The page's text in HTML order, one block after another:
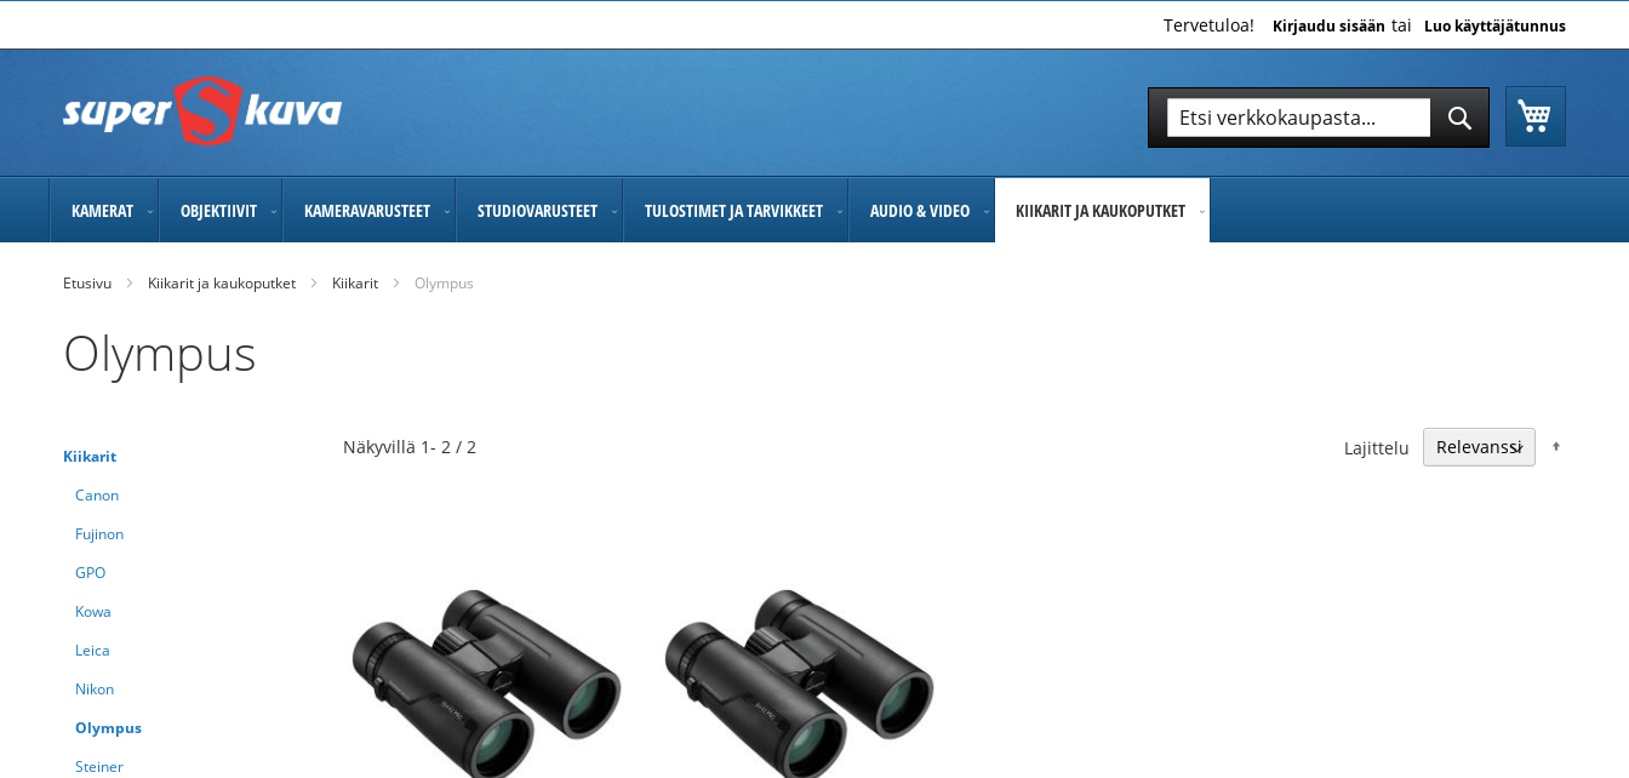
to
Tervetuloa! Kirjaudu sisään Luo käyttäjätunnus
Hae
KAMERAT OBJEKTIIVIT KAMERAVARUSTEET STUDIOVARUSTEET TULOSTIMET JA TARVIKKEET AUDIO & VIDEO KIIKARIT JA KAUKOPUTKET
Etusivu Kiikarit ja kaukoputket Kiikarit Olympus
Olympus
Näkyvillä 1- 2 / 2 Lajittelu
Kiikarit
Canon
Fujinon
GPO
Kowa
Leica
Nikon
Olympus
Steiner